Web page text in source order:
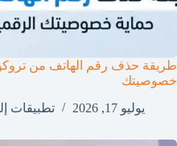
طريقة حذف رقم الهاتف من
خصوصيتك
يوليو 17, 2026
تطبيقات